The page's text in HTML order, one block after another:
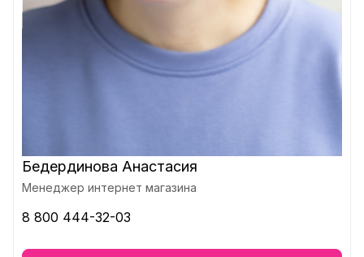
Бедердинова Анастасия
Менеджер интернет магазина
8 800 444-32-03